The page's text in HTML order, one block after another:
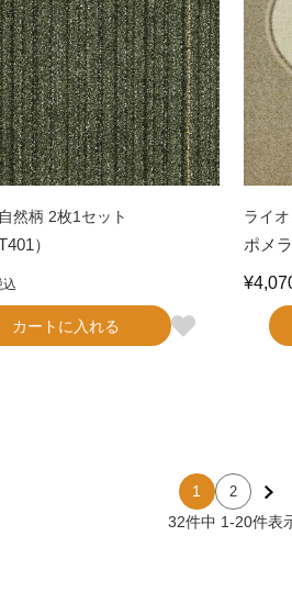
然柄 2枚1セット
）
込
カートに入れる
ライ
ポメ
¥
32件中 1-20件表
1 2